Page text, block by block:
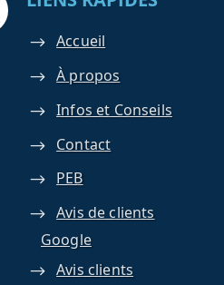
Accueil
À propos
Infos et Conseils
Contact
PEB
Avis de clients
Google
Avis clients